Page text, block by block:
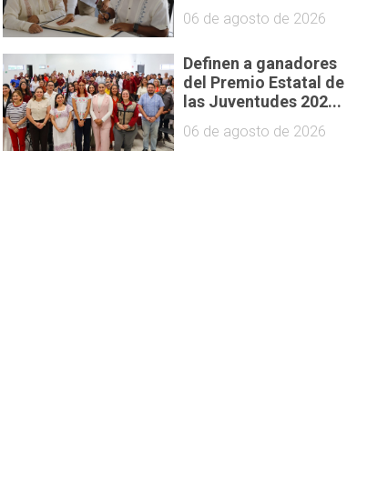
06 de agosto de 2026
Definen a ganadores
del Premio Estatal de
las Juventudes 202...
06 de agosto de 2026